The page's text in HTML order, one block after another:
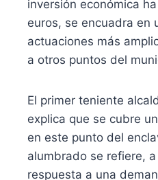
inversión económica
euros, se encuadra en
actuaciones más
a otros puntos del
El primer teniente
explica que se cubre
en este punto del
alumbrado se refiere,
respuesta a una